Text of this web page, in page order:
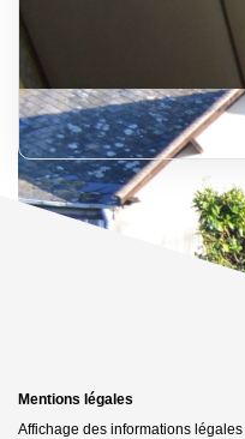
Mentions légales
Affichage des informations